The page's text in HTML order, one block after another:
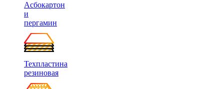
Асбокартон
и
пергамин
Техпластина
резиновая